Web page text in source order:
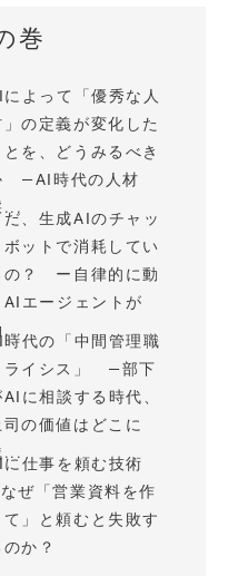
巻
よって「優秀な人
」の定義が変化した
とを、どうみるべき
—AI時代の人材
...
だ、生成AIのチャッ
ボットで消耗してい
の？ ー自律的に動
AIエージェントが
...
代の「中間管理職
ライシス」 —部下
AIに相談する時代、
司の価値はどこに
...
に仕事を頼む技術
ぜ「営業資料を作
て」と頼むと失敗す
のか？